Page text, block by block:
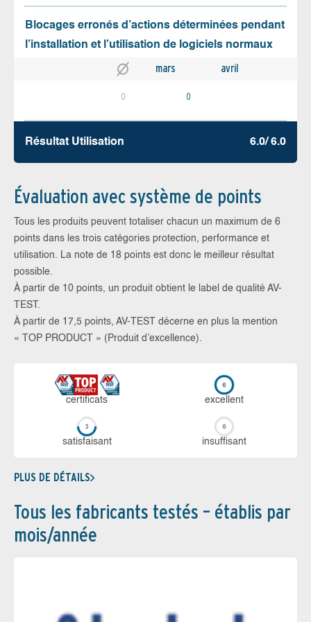
Blocages erronés d’actions déterminées pendant
l’installation et l’utilisation de logiciels normaux
mars avril
0 0
Résultat Utilisation 6.0/ 6.0
Évaluation avec système de points
Tous les produits peuvent totaliser chacun un maximum de 6
points dans les trois catégories protection, performance et
utilisation. La note de 18 points est donc le meilleur résultat
possible.
À partir de 10 points, un produit obtient le label de qualité AV-
TEST.
À partir de 17,5 points, AV-TEST décerne en plus la mention
« TOP PRODUCT » (Produit d’excellence).
certi­ficats ex­cellent
sa­tis­fai­sant in­suf­fi­sant
PLUS DE DÉTAILS
Tous les fabricants testés – établis par
mois/année